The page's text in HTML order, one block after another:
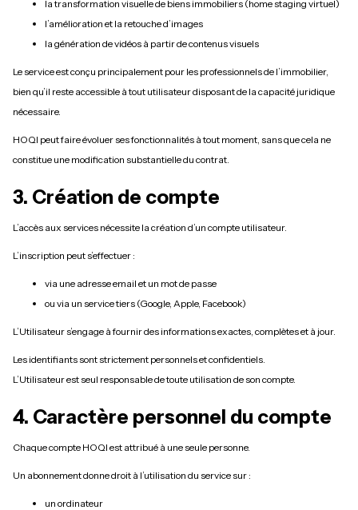
la transformation visuelle de biens immobiliers (home staging virtuel)
l’amélioration et la retouche d’images
la génération de vidéos à partir de contenus visuels
Le service est conçu principalement pour les professionnels de l’immobilier,
bien qu’il reste accessible à tout utilisateur disposant de la capacité juridique
nécessaire.
HOQI peut faire évoluer ses fonctionnalités à tout moment, sans que cela ne
constitue une modification substantielle du contrat.
3. Création de compte
L’accès aux services nécessite la création d’un compte utilisateur.
L’inscription peut s’effectuer :
via une adresse email et un mot de passe
ou via un service tiers (Google, Apple, Facebook)
L’Utilisateur s’engage à fournir des informations exactes, complètes et à jour.
Les identifiants sont strictement personnels et confidentiels.
L’Utilisateur est seul responsable de toute utilisation de son compte.
4. Caractère personnel du compte
Chaque compte HOQI est attribué à une seule personne.
Un abonnement donne droit à l’utilisation du service sur :
un ordinateur